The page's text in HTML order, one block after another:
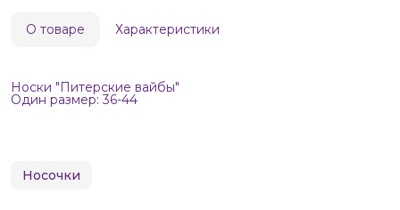
О товаре Характеристики
Носки "Питерские вайбы"
Один размер: 36-44
Носочки